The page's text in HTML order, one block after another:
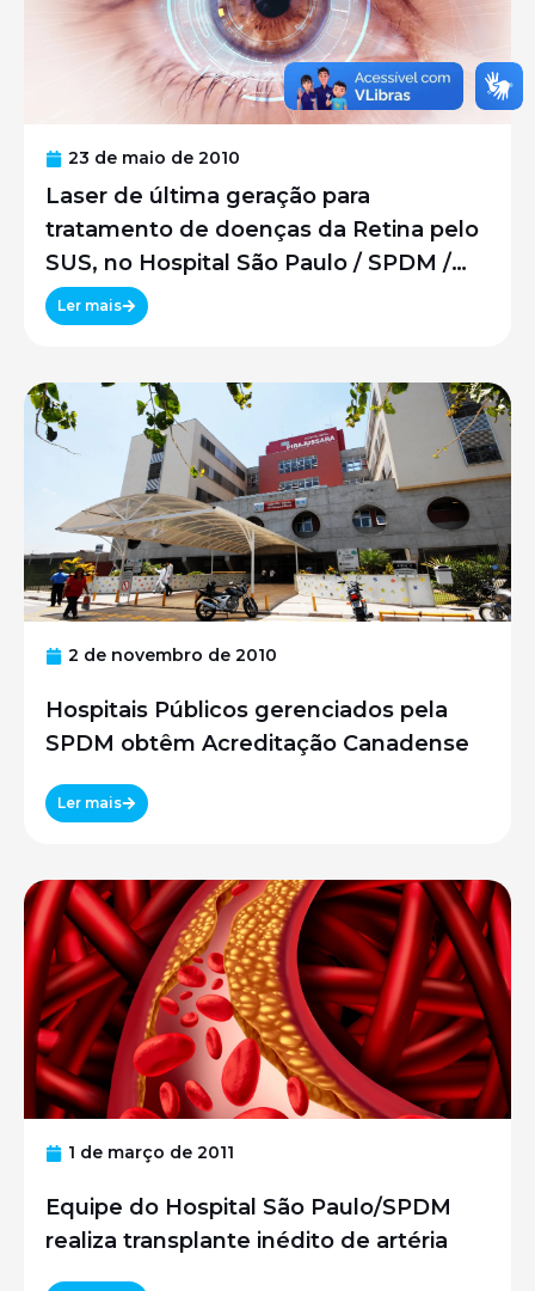
23 de maio de 2010
Laser de última geração para
tratamento de doenças da Retina pelo
SUS, no Hospital São Paulo / SPDM /
UNIFESP
Ler mais
2 de novembro de 2010
Hospitais Públicos gerenciados pela
SPDM obtêm Acreditação Canadense
Ler mais
1 de março de 2011
Equipe do Hospital São Paulo/SPDM
realiza transplante inédito de artéria